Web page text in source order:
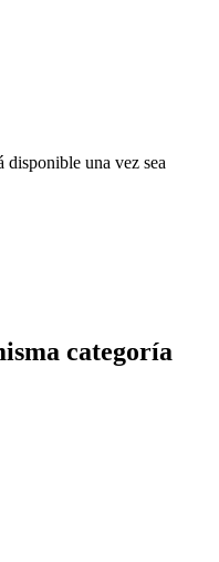
disponible una vez sea
categoría